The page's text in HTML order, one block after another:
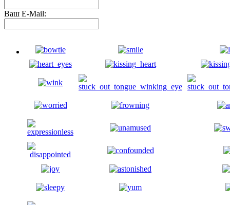
Ваш E-Mail: